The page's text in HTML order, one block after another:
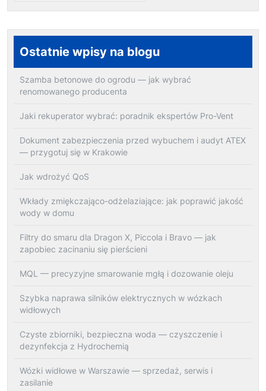
Ostatnie wpisy na blogu
Szamba betonowe do ogrodu — jak wybrać
renomowanego producenta
Jaki rekuperator wybrać: poradnik ekspertów Pro-Vent
Dokument zabezpieczenia przed wybuchem i audyt ATEX
— przygotuj się w Krakowie
Jak wdrożyć QoS
Wkłady zmiękczająco-odżelaziające: jak poprawić jakość
wody w domu
Filtry do smaru dla Dragon X, Piccola i Bravo — jak
zapobiec zacinaniu się pierścieni
MQL — precyzyjne smarowanie mgłą i dozowanie oleju
Szybka naprawa silników elektrycznych w wózkach
widłowych
Czyste zbiorniki, bezpieczna woda — czyszczenie i
dezynfekcja z Hydrochemią
Wózki widłowe w Warszawie — sprzedaż, serwis i
zasilanie